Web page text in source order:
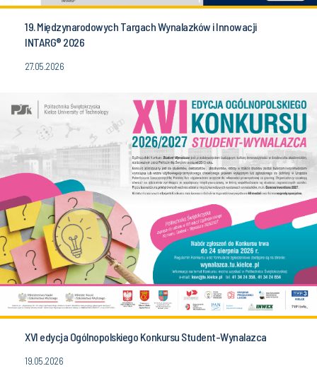
19. Międzynarodowych Targach Wynalazków i Innowacji
INTARG® 2026
27.05.2026
XVI edycja Ogólnopolskiego Konkursu Student-Wynalazca
19.05.2026